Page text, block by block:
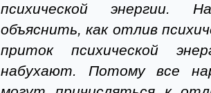
психической энергии.
объяснить, как отлив
приток психической
набухают. Потому все